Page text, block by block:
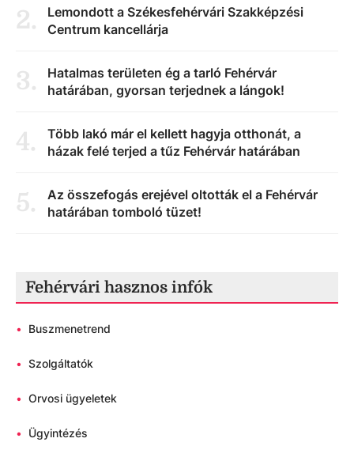
2.
Lemondott a Székesfehérvári Szakképzési
Centrum kancellárja
3.
Hatalmas területen ég a tarló Fehérvár
határában, gyorsan terjednek a lángok!
4.
Több lakó már el kellett hagyja otthonát, a
házak felé terjed a tűz Fehérvár határában
5.
Az összefogás erejével oltották el a Fehérvár
határában tomboló tüzet!
Fehérvári hasznos infók
• Buszmenetrend
• Szolgáltatók
• Orvosi ügyeletek
• Ügyintézés